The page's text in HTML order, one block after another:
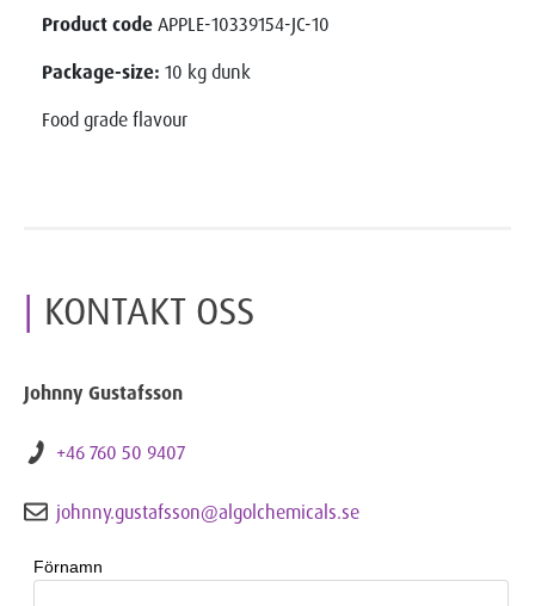
Product code APPLE-10339154-JC-10
Package-size: 10 kg dunk
Food grade flavour
KONTAKT OSS
Johnny Gustafsson
+46 760 50 9407
johnny.gustafsson@algolchemicals.se